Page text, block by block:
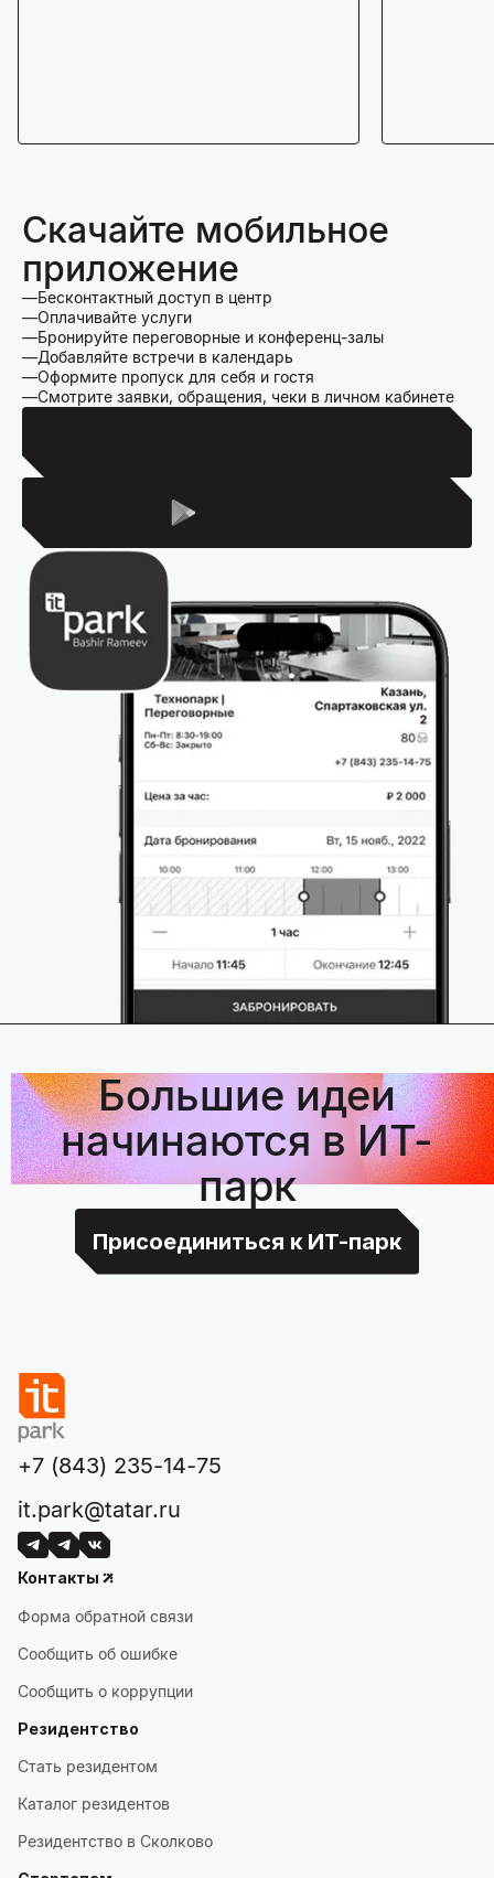
Скачайте мобильное
приложение
Бесконтактный доступ в центр
Оплачивайте услуги
Бронируйте переговорные и конференц-залы
Добавляйте встречи в календарь
Оформите пропуск для себя и гостя
Смотрите заявки, обращения, чеки в личном кабинете
Большие идеи
начинаются в ИТ-
парк
Присоединиться к ИТ-парк
+7 (843) 235-14-75
it.park@tatar.ru
Контакты
Форма обратной связи
Сообщить об ошибке
Сообщить о коррупции
Резидентство
Стать резидентом
Каталог резидентов
Резидентство в Сколково